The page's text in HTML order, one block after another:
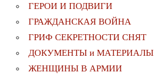
ГЕРОИ И ПОДВИГИ
ГРАЖДАНСКАЯ ВОЙНА
ГРИФ СЕКРЕТНОСТИ СНЯТ
ДОКУМЕНТЫ и МАТЕРИАЛЫ
ЖЕНЩИНЫ В АРМИИ